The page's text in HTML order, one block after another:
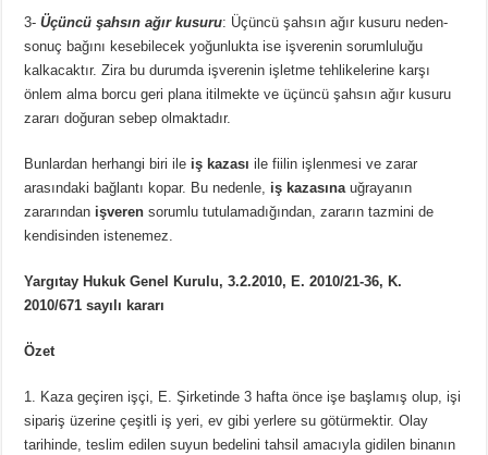
3-Üçüncü şahsın ağır kusuru: Üçüncü şahsın ağır kusuru neden-
sonuç bağını kesebilecek yoğunlukta ise işverenin sorumluluğu
kalkacaktır. Zira bu durumda işverenin işletme tehlikelerine karşı
önlem alma borcu geri plana itilmekte ve üçüncü şahsın ağır kusuru
zararı doğuran sebep olmaktadır.
Bunlardan herhangi biri ile iş kazası ile fiilin işlenmesi ve zarar
arasındaki bağlantı kopar. Bu nedenle, iş kazasınauğrayanın
zararından işveren sorumlu tutulamadığından, zararın tazmini de
kendisinden istenemez.
Yargıtay Hukuk Genel Kurulu, 3.2.2010, E. 2010/21-36, K.
2010/671 sayılı kararı
Özet
1. Kaza geçiren işçi, E. Şirketinde 3 hafta önce işe başlamış olup, işi
sipariş üzerine çeşitli iş yeri, ev gibi yerlere su götürmektir. Olay
tarihinde, teslim edilen suyun bedelini tahsil amacıyla gidilen binanın